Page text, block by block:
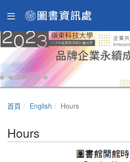
首頁 English Hours
Hours